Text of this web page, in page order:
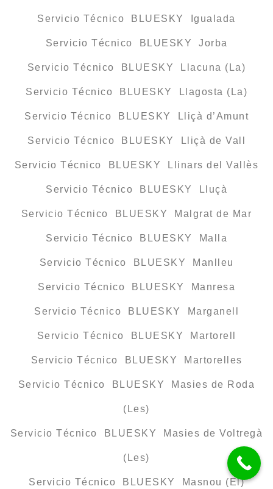
Servicio Técnico BLUESKY Igualada
Servicio Técnico BLUESKY Jorba
Servicio Técnico BLUESKY Llacuna (La)
Servicio Técnico BLUESKY Llagosta (La)
Servicio Técnico BLUESKY Lliçà d’Amunt
Servicio Técnico BLUESKY Lliçà de Vall
Servicio Técnico BLUESKY Llinars del Vallès
Servicio Técnico BLUESKY Lluçà
Servicio Técnico BLUESKY Malgrat de Mar
Servicio Técnico BLUESKY Malla
Servicio Técnico BLUESKY Manlleu
Servicio Técnico BLUESKY Manresa
Servicio Técnico BLUESKY Marganell
Servicio Técnico BLUESKY Martorell
Servicio Técnico BLUESKY Martorelles
Servicio Técnico BLUESKY Masies de Roda
(Les)
Servicio Técnico BLUESKY Masies de Voltregà
(Les)
Servicio Técnico BLUESKY Masnou (El)